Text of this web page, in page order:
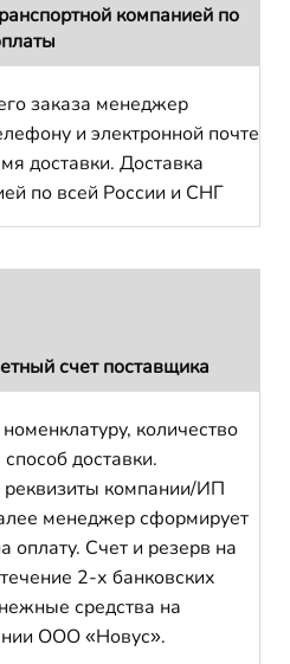
компанией по
заказа менеджер
и электронной почте
доставки. Доставка
по всей России и СНГ
счет поставщика
количество
доставки.
компании/ИП
менеджер сформирует
оплату. Счет и резерв на
2-х банковских
средства на
ООО «Новус».